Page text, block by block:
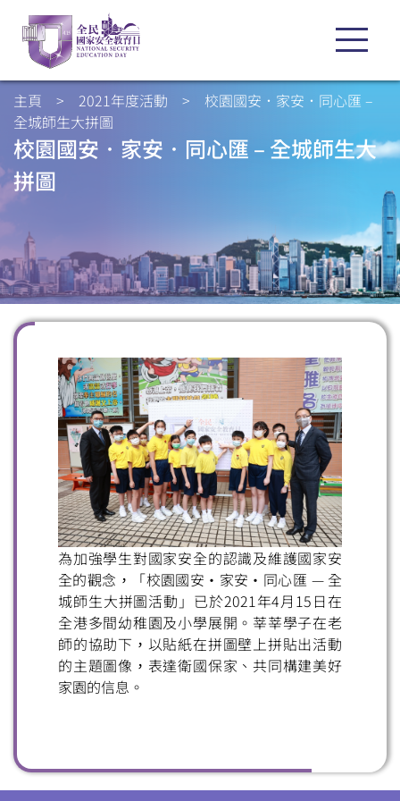
主頁 > 2021年度活動 > 校園國安．家安．同心匯 –
全城師生大拼圖
校園國安．家安．同心匯 – 全城師生大
拼圖
為加強學生對國家安全的認識及維護國家安
全的觀念，「校園國安・家安・同心匯 — 全
城師生大拼圖活動」已於2021年4月15日在
全港多間幼稚園及小學展開。莘莘學子在老
師的協助下，以貼紙在拼圖壁上拼貼出活動
的主題圖像，表達衛國保家、共同構建美好
家園的信息。
掃一掃關注我們的社交媒體，緊貼最新資訊！
微信 微博 小紅書